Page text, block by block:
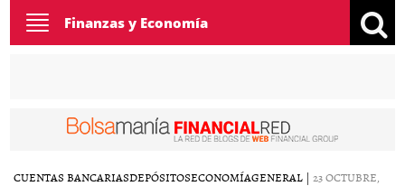
Toggle
navigation
Finanzas y Economía
CUENTAS BANCARIASDEPÓSITOSECONOMÍAGENERAL | 23 OCTUBRE,